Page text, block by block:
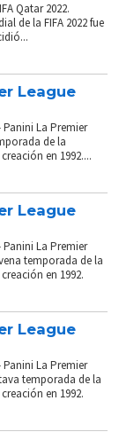
Qatar 2022.
de la FIFA 2022 fue
League
Panini La Premier
de la
en 1992....
League
Panini La Premier
temporada de la
en 1992.
League
Panini La Premier
temporada de la
en 1992.